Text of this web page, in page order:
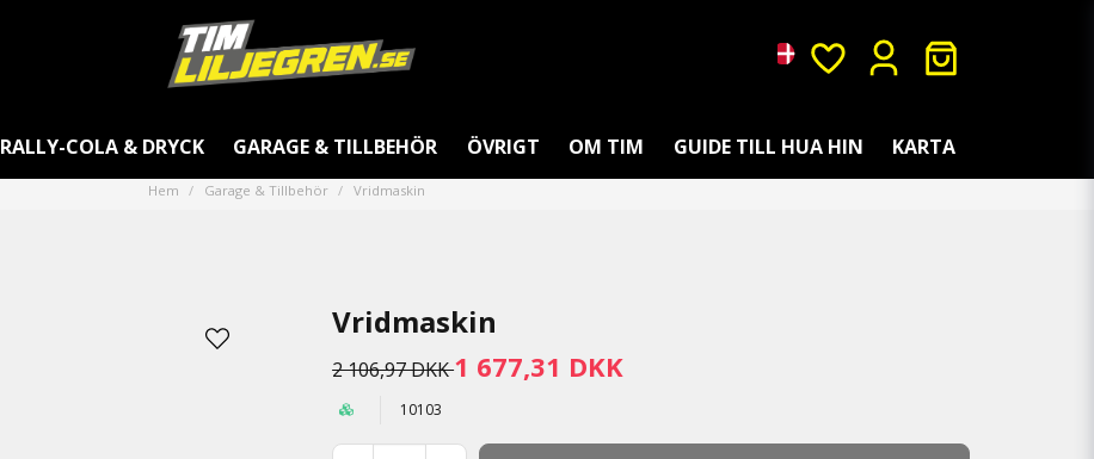
RALLY-COLA & DRYCK GARAGE & TILLBEHÖR ÖVRIGT OM TIM GUIDE TILL HUA HIN KARTA
Hem Garage & Tillbehör Vridmaskin
Vridmaskin
2 106,97 DKK1 677,31 DKK
10103